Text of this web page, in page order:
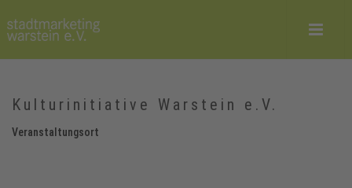
Kulturinitiative Warstein e.V.
Veranstaltungsort